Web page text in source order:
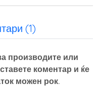
(1)
производите или
коментар и ќе
можен рок.